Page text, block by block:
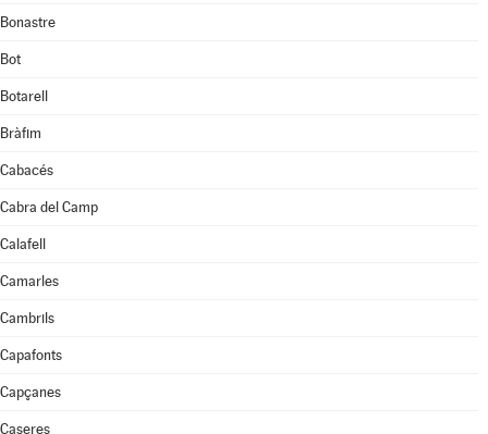
Bonastre
Bot
Botarell
Bràfim
Cabacés
Cabra del Camp
Calafell
Camarles
Cambrils
Capafonts
Capçanes
Caseres